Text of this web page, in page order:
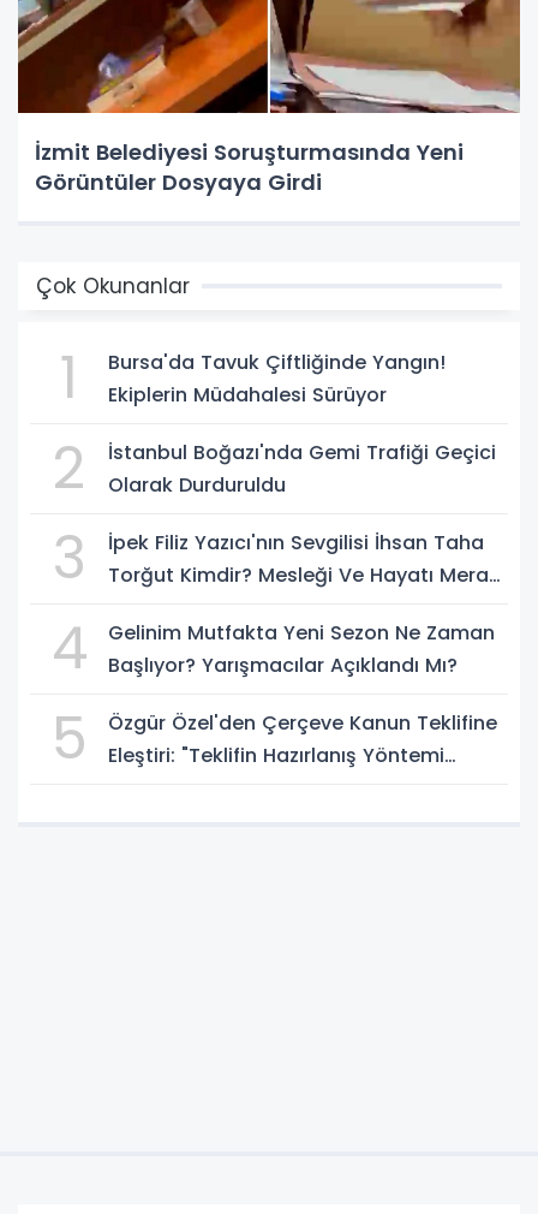
İzmit Belediyesi Soruşturmasında Yeni
Görüntüler Dosyaya Girdi
Çok Okunanlar
1
Bursa'da Tavuk Çiftliğinde Yangın!
Ekiplerin Müdahalesi Sürüyor
2
İstanbul Boğazı'nda Gemi Trafiği Geçici
Olarak Durduruldu
3
İpek Filiz Yazıcı'nın Sevgilisi İhsan Taha
Torğut Kimdir? Mesleği Ve Hayatı Merak
4
Gelinim Mutfakta Yeni Sezon Ne Zaman
Başlıyor? Yarışmacılar Açıklandı Mı?
5
Özgür Özel'den Çerçeve Kanun Teklifine
Eleştiri: "Teklifin Hazırlanış Yöntemi